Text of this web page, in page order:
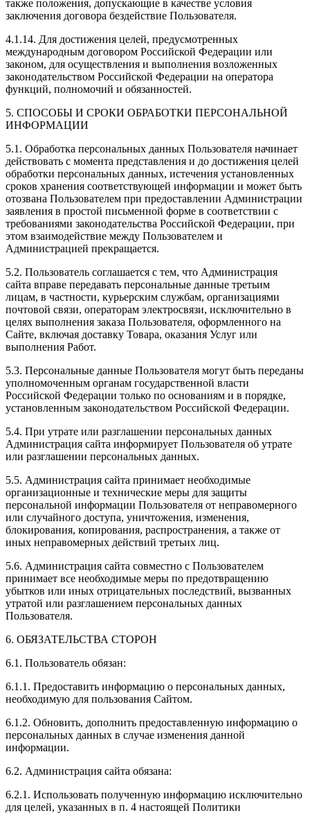
также положения, допускающие в качестве условия
заключения договора бездействие Пользователя.
4.1.14. Для достижения целей, предусмотренных
международным договором Российской Федерации или
законом, для осуществления и выполнения возложенных
законодательством Российской Федерации на оператора
функций, полномочий и обязанностей.
5. СПОСОБЫ И СРОКИ ОБРАБОТКИ ПЕРСОНАЛЬНОЙ
ИНФОРМАЦИИ
5.1. Обработка персональных данных Пользователя начинает
действовать с момента представления и до достижения целей
обработки персональных данных, истечения установленных
сроков хранения соответствующей информации и может быть
отозвана Пользователем при предоставлении Администрации
заявления в простой письменной форме в соответствии с
требованиями законодательства Российской Федерации, при
этом взаимодействие между Пользователем и
Администрацией прекращается.
5.2. Пользователь соглашается с тем, что Администрация
сайта вправе передавать персональные данные третьим
лицам, в частности, курьерским службам, организациями
почтовой связи, операторам электросвязи, исключительно в
целях выполнения заказа Пользователя, оформленного на
Сайте, включая доставку Товара, оказания Услуг или
выполнения Работ.
5.3. Персональные данные Пользователя могут быть переданы
уполномоченным органам государственной власти
Российской Федерации только по основаниям и в порядке,
установленным законодательством Российской Федерации.
5.4. При утрате или разглашении персональных данных
Администрация сайта информирует Пользователя об утрате
или разглашении персональных данных.
5.5. Администрация сайта принимает необходимые
организационные и технические меры для защиты
персональной информации Пользователя от неправомерного
или случайного доступа, уничтожения, изменения,
блокирования, копирования, распространения, а также от
иных неправомерных действий третьих лиц.
5.6. Администрация сайта совместно с Пользователем
принимает все необходимые меры по предотвращению
убытков или иных отрицательных последствий, вызванных
утратой или разглашением персональных данных
Пользователя.
6. ОБЯЗАТЕЛЬСТВА СТОРОН
6.1. Пользователь обязан:
6.1.1. Предоставить информацию о персональных данных,
необходимую для пользования Сайтом.
6.1.2. Обновить, дополнить предоставленную информацию о
персональных данных в случае изменения данной
информации.
6.2. Администрация сайта обязана:
6.2.1. Использовать полученную информацию исключительно
для целей, указанных в п. 4 настоящей Политики